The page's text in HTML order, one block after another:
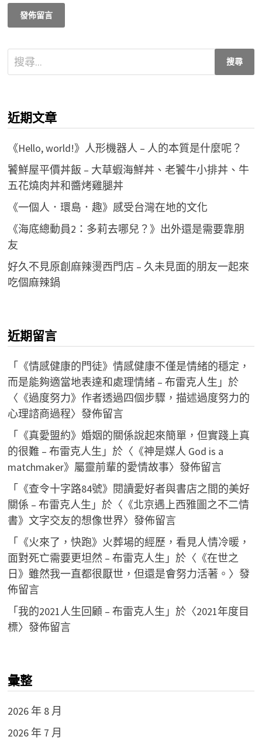
搜
尋
字:
近期文章
《Hello, world!》人形機器人 – 人的本質是什麼呢？
饕鮮屋平價丼飯 – 大草蝦海鮮丼、老饕牛小排丼、牛
五花燒肉丼和醬烤雞腿丼
《一個人．環島．趣》感受台灣在地的文化
《海底總動員2：多莉去哪兒？》出外還是需要靠朋
友
好久不見原創麻辣燙西門店 – 久未見面的朋友一起來
吃個麻辣鍋
近期留言
「 《情感健康的門徒》情感健康不僅是情緒的穩定，
而是能夠適當地表達和處理情緒 – 布雷克人生 」於
〈 《過度努力》作者透過四個步驟，描述過度努力的
心理諮商過程〉發佈留言
「 《真愛盟約》婚姻的關係說起來簡單，但實踐上真
的很難 – 布雷克人生 」於〈 《神是媒人 God is a
matchmaker》屬靈前輩的愛情故事〉發佈留言
「 《查令十字路84號》閱讀愛好者與書店之間的美好
關係 – 布雷克人生 」於〈 《北京遇上西雅圖之不二情
書》文字交友的想像世界〉發佈留言
「 《火來了，快跑》火葬場的經歷，看見人情冷暖，
面對死亡需要更坦然 – 布雷克人生 」於〈 《在世之
日》雖然我一直都很厭世，但還是會努力活著。 〉發
佈留言
「我的2021人生回顧 – 布雷克人生 」於〈2021年度目
標〉發佈留言
彙整
2026 年 8 月
2026 年 7 月